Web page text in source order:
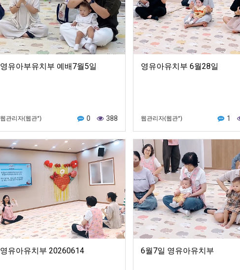
영유아부유치부 예배7월5일
웹관리자(웹관*) 0 388
영유아유치부 6월28일
웹관리자(웹관*) 1
영유아유치부 20260614 6월7일 영유아유치부